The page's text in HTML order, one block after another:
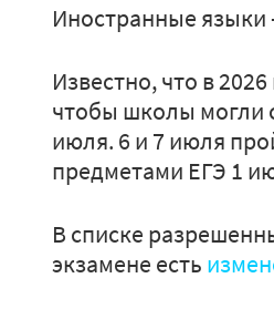
Иностранные языки
Известно, что в
чтобы школы могли
июля. 6 и 7 июля
предметами ЕГЭ 1
В списке
экзамене есть